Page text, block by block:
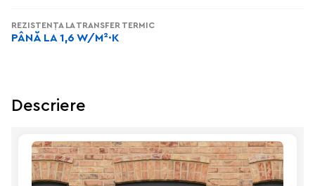
REZISTENȚA LA TRANSFER TERMIC
PÂNĂ LA 1,6 W/M²·K
Descriere